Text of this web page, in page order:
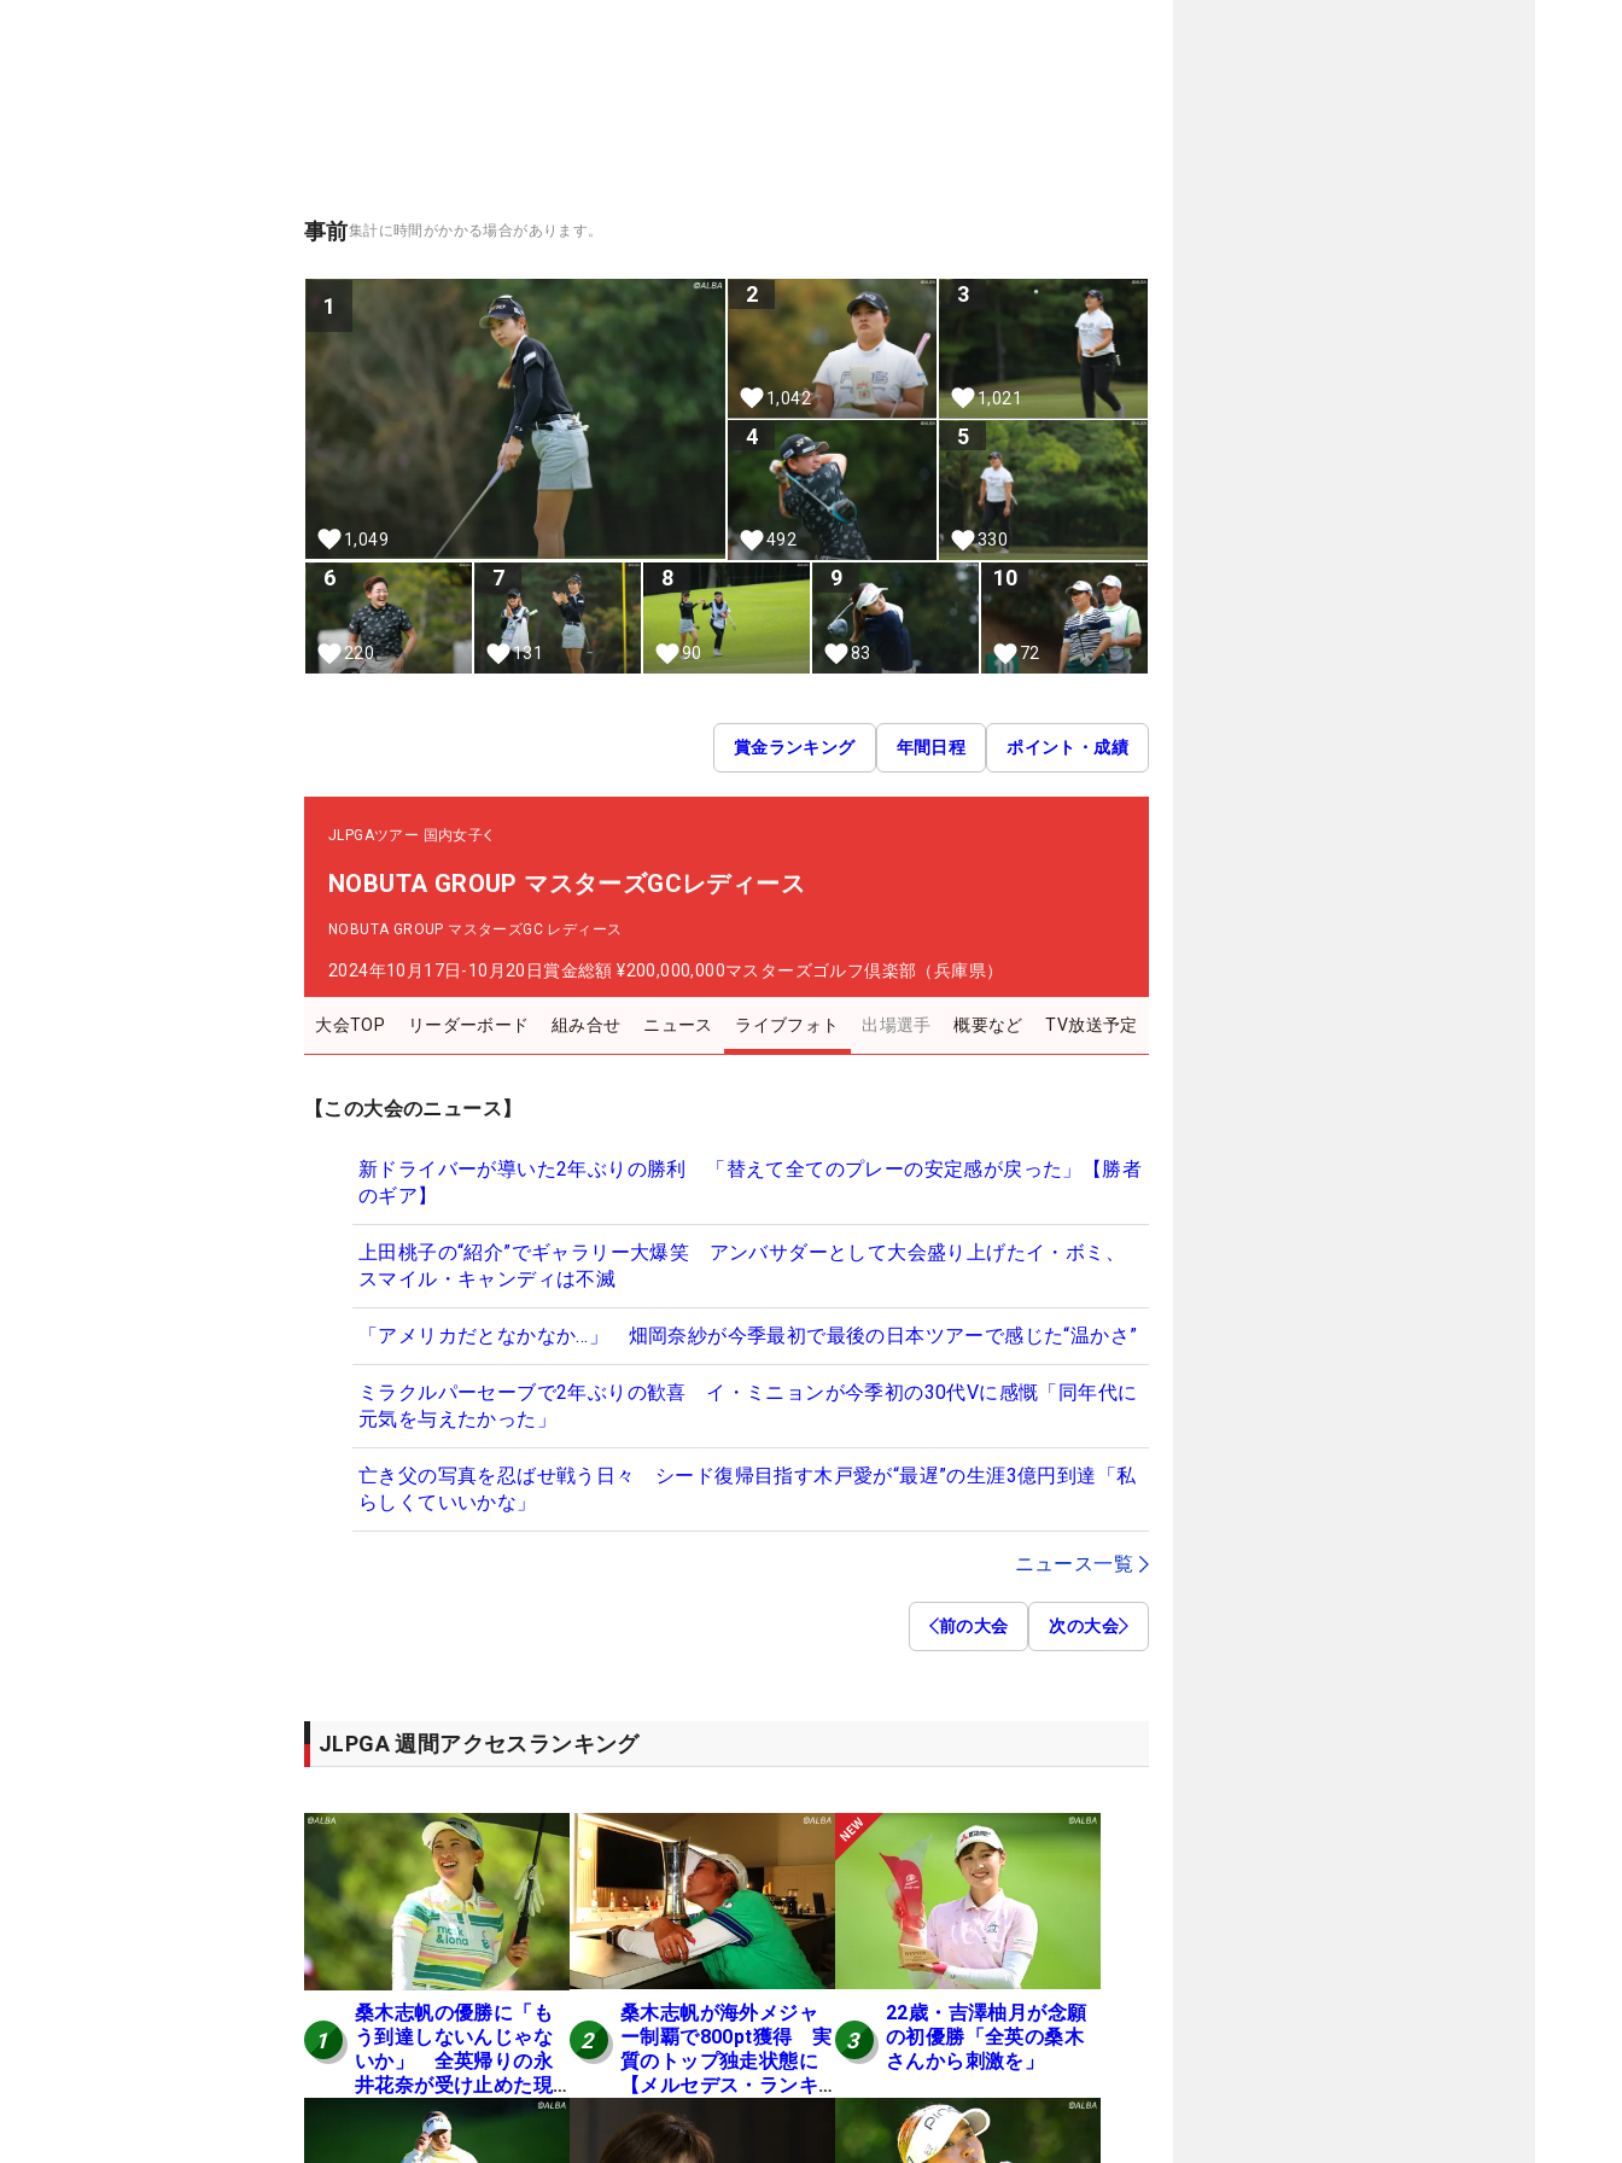
事前集計に時間がかかる場合があります。
1
1,049
2
1,042
3
1,021
4
492
5
330
6
220
7
131
8
90
9
83
10
72
賞金ランキング 年間日程 ポイント・成績
JLPGAツアー 国内女子
NOBUTA GROUP マスターズGCレディース
NOBUTA GROUP マスターズGC レディース
2024年10月17日-10月20日賞金総額 ¥200,000,000マスターズゴルフ倶楽部（兵庫県）
大会TOP リーダーボード 組み合せ ニュース ライブフォト 出場選手 概要など TV放送予定
【この大会のニュース】
新ドライバーが導いた2年ぶりの勝利 「替えて全てのプレーの安定感が戻った」【勝者
のギア】
上田桃子の“紹介”でギャラリー大爆笑 アンバサダーとして大会盛り上げたイ・ボミ、
スマイル・キャンディは不滅
「アメリカだとなかなか…」 畑岡奈紗が今季最初で最後の日本ツアーで感じた“温かさ”
ミラクルパーセーブで2年ぶりの歓喜 イ・ミニョンが今季初の30代Vに感慨「同年代に
元気を与えたかった」
亡き父の写真を忍ばせ戦う日々 シード復帰目指す木戸愛が“最遅”の生涯3億円到達「私
らしくていいかな」
ニュース一覧
前の大会 次の大会
JLPGA 週間アクセスランキング
1
桑木志帆の優勝に「も
う到達しないんじゃな
いか」 全英帰りの永
井花奈が受け止めた現
2
桑木志帆が海外メジャ
ー制覇で800pt獲得 実
質のトップ独走状態に
【メルセデス・ランキ
ング番外編】
3
22歳・吉澤柚月が念願
の初優勝「全英の桑木
さんから刺激を」